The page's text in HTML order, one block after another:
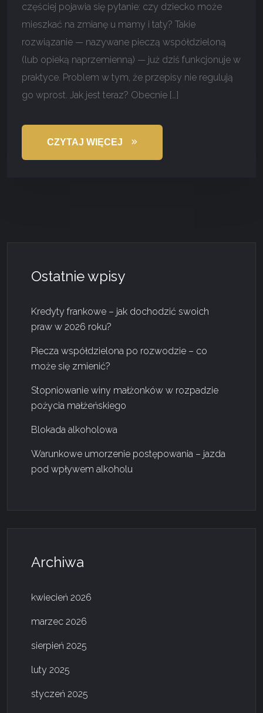
częściej pojawia się pytanie: czy dziecko może
mieszkać na zmianę u mamy i taty? Takie
rozwiązanie — nazywane pieczą współdzieloną
(lub opieką naprzemienną) — już dziś funkcjonuje w
praktyce. Problem w tym, że przepisy nie regulują
go wprost. Jak jest teraz? Obecnie […]
CZYTAJ WIĘCEJ
Ostatnie wpisy
Kredyty frankowe – jak dochodzić swoich
praw w 2026 roku?
Piecza współdzielona po rozwodzie – co
może się zmienić?
Stopniowanie winy małżonków w rozpadzie
pożycia małżeńskiego
Blokada alkoholowa
Warunkowe umorzenie postępowania – jazda
pod wpływem alkoholu
Archiwa
kwiecień 2026
marzec 2026
sierpień 2025
luty 2025
styczeń 2025